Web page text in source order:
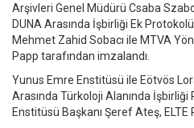
Arşivleri Genel Müdürü Csaba
DUNA Arasında İşbirliği Ek
Mehmet Zahid Sobacı ile MTVA
Papp tarafından imzalandı.
Yunus Emre Enstitüsü ile Eötvös
Arasında Türkoloji Alanında
Enstitüsü Başkanı Şeref Ateş,